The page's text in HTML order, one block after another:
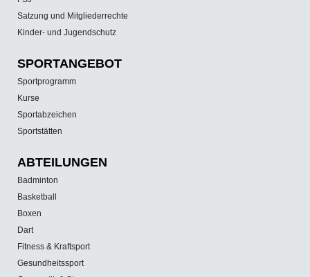
Satzung und Mitgliederrechte
Kinder- und Jugendschutz
SPORT­ANGEBOT
Sportprogramm
Kurse
Sportabzeichen
Sportstätten
ABTEILUNGEN
Badminton
Basketball
Boxen
Dart
Fitness & Kraftsport
Gesundheitssport